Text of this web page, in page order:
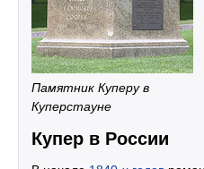
Памятник Куперу в
Куперстауне
Купер в России